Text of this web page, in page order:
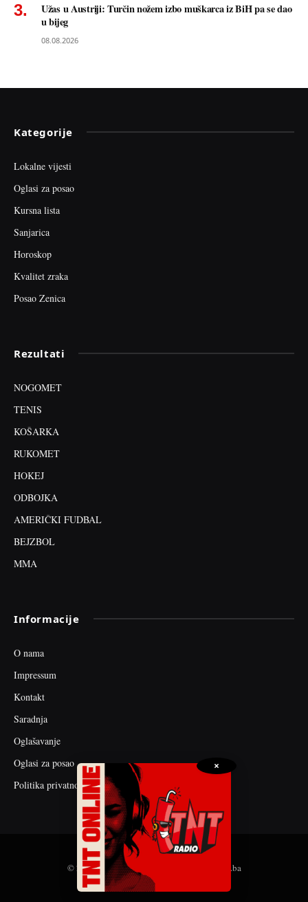
Užas u Austriji: Turčin nožem izbo muškarca iz BiH pa se dao
u bijeg
08.08.2026
Kategorije
Lokalne vijesti
Oglasi za posao
Kursna lista
Sanjarica
Horoskop
Kvalitet zraka
Posao Zenica
Rezultati
NOGOMET
TENIS
KOŠARKA
RUKOMET
HOKEJ
ODBOJKA
AMERIČKI FUDBAL
BEJZBOL
MMA
Informacije
O nama
Impressum
Kontakt
Saradnja
Oglašavanje
Oglasi za posao
Politika privatnosti
© 2026 web dizajn i seo optimizacija by tnt.ba
×